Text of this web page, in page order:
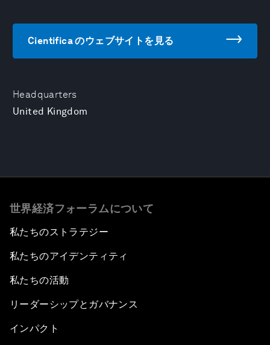
Headquarters
United Kingdom
Cientifica のウェブサイトを見る
世界経済フォーラムについて
私たちのストラテジー
私たちのアイデンティティ
私たちの活動
リーダーシップとガバナンス
インパクト